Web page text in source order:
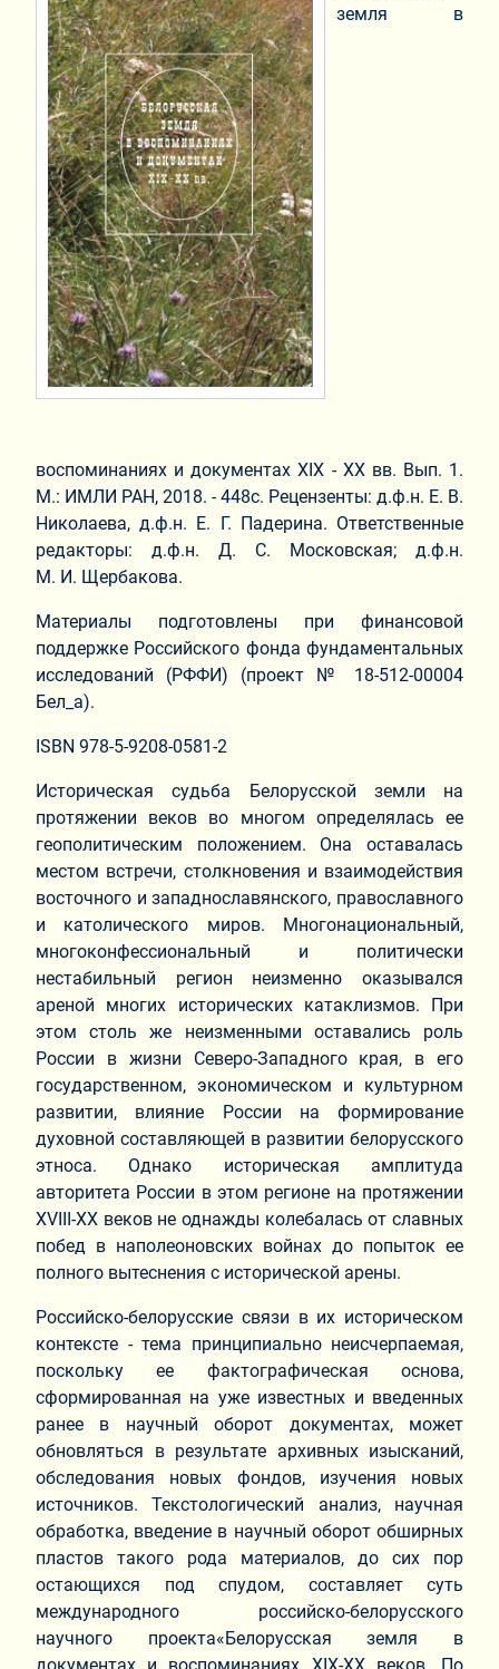
земля в
воспоминаниях и документах XIX ‑ XX вв. Вып. 1.
М.: ИМЛИ РАН, 2018. ‑ 448с. Рецензенты: д.ф.н. Е. В.
Николаева, д.ф.н. Е. Г. Падерина. Ответственные
редакторы: д.ф.н. Д. С. Московская; д.ф.н.
М. И. Щербакова.
Материалы подготовлены при финансовой
поддержке Российского фонда фундаментальных
исследований (РФФИ) (проект № 18‑512‑00004
Бел_а).
ISBN 978-5-9208-0581-2
Историческая судьба Белорусской земли на
протяжении веков во многом определялась ее
геополитическим положением. Она оставалась
местом встречи, столкновения и взаимодействия
восточного и западнославянского, православного
и католического миров. Многонациональный,
многоконфессиональный и политически
нестабильный регион неизменно оказывался
ареной многих исторических катаклизмов. При
этом столь же неизменными оставались роль
России в жизни Северо-Западного края, в его
государственном, экономическом и культурном
развитии, влияние России на формирование
духовной составляющей в развитии белорусского
этноса. Однако историческая амплитуда
авторитета России в этом регионе на протяжении
XVIII‑XX веков не однажды колебалась от славных
побед в наполеоновских войнах до попыток ее
полного вытеснения с исторической арены.
Российско-белорусские связи в их историческом
контексте ‑ тема принципиально неисчерпаемая,
поскольку ее фактографическая основа,
сформированная на уже известных и введенных
ранее в научный оборот документах, может
обновляться в результате архивных изысканий,
обследования новых фондов, изучения новых
источников. Текстологический анализ, научная
обработка, введение в научный оборот обширных
пластов такого рода материалов, до сих пор
остающихся под спудом, составляет суть
международного российско-белорусского
научного проекта«Белорусская земля в